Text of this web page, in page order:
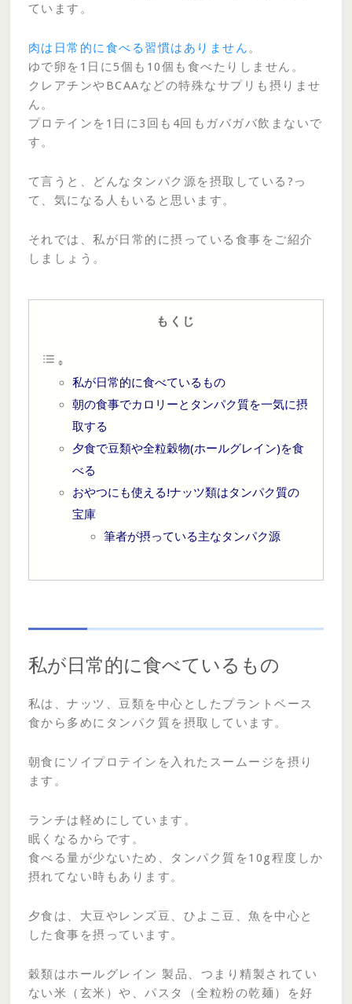
ています。
肉は日常的に食べる習慣はありません。
ゆで卵を1日に5個も10個も食べたりしません。
クレアチンやBCAAなどの特殊なサプリも摂りませ
ん。
プロテインを1日に3回も4回もガバガバ飲まないで
す。
て言うと、どんなタンパク源を摂取している?っ
て、気になる人もいると思います。
それでは、私が日常的に摂っている食事をご紹介
しましょう。
もくじ
私が日常的に食べているもの
朝の食事でカロリーとタンパク質を一気に摂
取する
夕食で豆類や全粒穀物(ホールグレイン)を食
べる
おやつにも使える!ナッツ類はタンパク質の
宝庫
筆者が摂っている主なタンパク源
私が日常的に食べているもの
私は、ナッツ、豆類を中心としたプラントベース
食から多めにタンパク質を摂取しています。
朝食にソイプロテインを入れたスームージを摂り
ます。
ランチは軽めにしています。
眠くなるからです。
食べる量が少ないため、タンパク質を10g程度しか
摂れてない時もあります。
夕食は、大豆やレンズ豆、ひよこ豆、魚を中心と
した食事を摂っています。
穀類はホールグレイン 製品、つまり精製されてい
ない米（玄米）や、パスタ（全粒粉の乾麺）を好